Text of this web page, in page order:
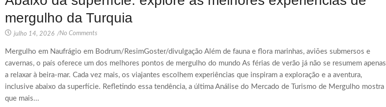
mergulho da Turquia
julho 14, 2026 /No Comments
Mergulho em Naufrágio em Bodrum/ResimGoster/divulgação Além de fauna e flora marinhas, aviões submersos e
cavernas, o país oferece um dos melhores pontos de mergulho do mundo As férias de verão já não se resumem apenas
a relaxar à beira-mar. Cada vez mais, os viajantes escolhem experiências que inspiram a exploração e a aventura,
inclusive abaixo da superfície. Refletindo essa tendência, a última Análise do Mercado de Turismo de Mergulho mostra
que mais...